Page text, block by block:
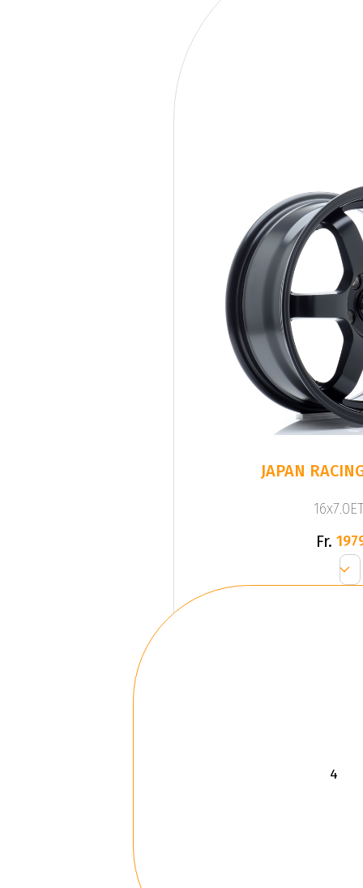
JAPAN
Fr.